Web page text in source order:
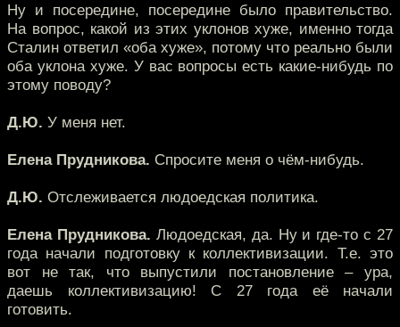
Ну и посередине, посередине было правительство.
На вопрос, какой из этих уклонов хуже, именно тогда
Сталин ответил «оба хуже», потому что реально были
оба уклона хуже. У вас вопросы есть какие-нибудь по
этому поводу?
Д.Ю. У меня нет.
Елена Прудникова. Спросите меня о чём-нибудь.
Д.Ю. Отслеживается людоедская политика.
Елена Прудникова. Людоедская, да. Ну и где-то с 27
года начали подготовку к коллективизации. Т.е. это
вот не так, что выпустили постановление – ура,
даешь коллективизацию! С 27 года её начали
готовить.